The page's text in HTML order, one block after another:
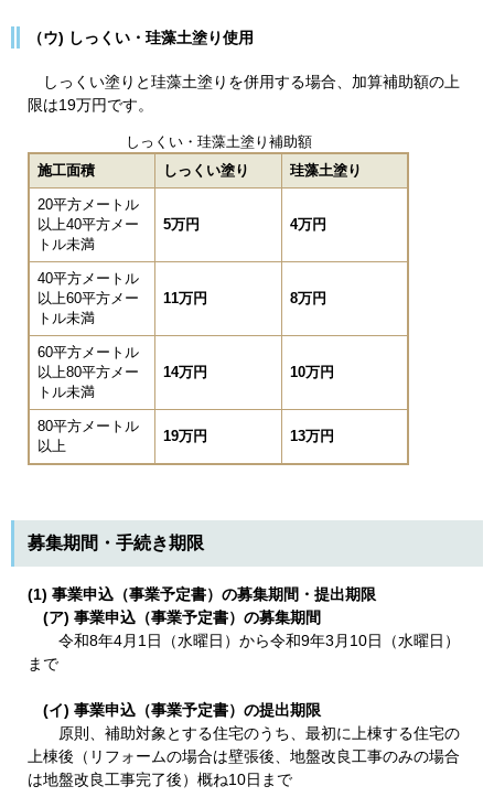
（ウ) しっくい・珪藻土塗り使用
しっくい塗りと珪藻土塗りを併用する場合、加算補助額の上
限は19万円です。
しっくい・珪藻土塗り補助額
施工面積
しっくい塗り 珪藻土塗り
20平方メートル
以上40平方メー
トル未満
5万円 4万円
40平方メートル
以上60平方メー
トル未満
11万円 8万円
60平方メートル
以上80平方メー
トル未満
14万円 10万円
80平方メートル
以上
19万円 13万円
募集期間・手続き期限
(1) 事業申込（事業予定書）の募集期間・提出期限
(ア) 事業申込（事業予定書）の募集期間
令和8年4月1日（水曜日）から令和9年3月10日（水曜日）
まで
(イ) 事業申込（事業予定書）の提出期限
原則、補助対象とする住宅のうち、最初に上棟する住宅の
上棟後（リフォームの場合は壁張後、地盤改良工事のみの場合
は地盤改良工事完了後）概ね10日まで